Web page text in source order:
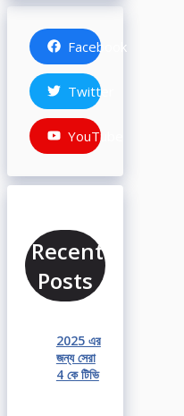
Facebook
Twitter
YouTube
Recent
Posts
2025 এর
জন্য সেরা
4 কে টিভি